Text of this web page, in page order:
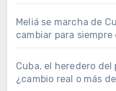
Meliá se marcha de
cambiar para
Cuba, el heredero
¿cambio real o más